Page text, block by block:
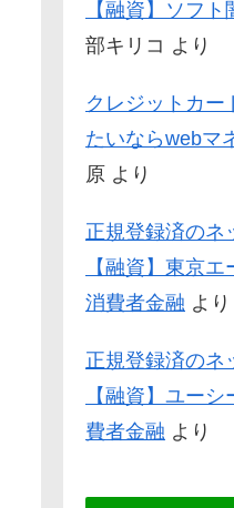
【融資】ソフ
部キリコ より
クレジットカー
たいならwebマ
原 より
正規登録済のネ
【融資】東京
消費者金融 より
正規登録済のネ
【融資】ユー
費者金融 より